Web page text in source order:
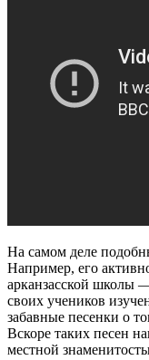
На самом деле
Например, его
арканзасской школы
своих учеников
забавные песенки о
Вскоре таких песен
местной